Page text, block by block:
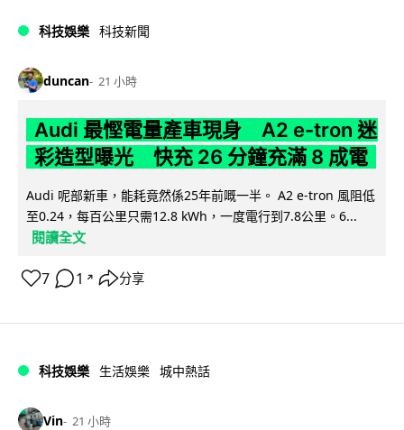
科技娛樂 科技新聞
duncan 21 小時
Audi 最慳電量產車現身 A2 e-tron 迷
彩造型曝光 快充 26 分鐘充滿 8 成電
Audi 呢部新車，能耗竟然係25年前嘅一半。 A2 e-tron 風阻低
至0.24，每百公里只需12.8 kWh，一度電行到7.8公里。6...
閱讀全文
7 1 ↗ 分享
科技娛樂 生活娛樂 城中熱話
Vin 21 小時